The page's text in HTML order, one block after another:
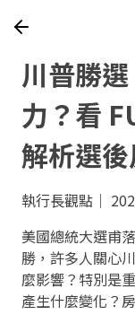
川普勝
力？看
解析選
執行長觀點｜
美國總統大選甫
勝，許多人關心
麼影響？特別是
產生什麼變化？